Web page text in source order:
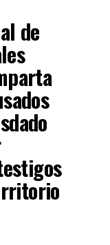
de